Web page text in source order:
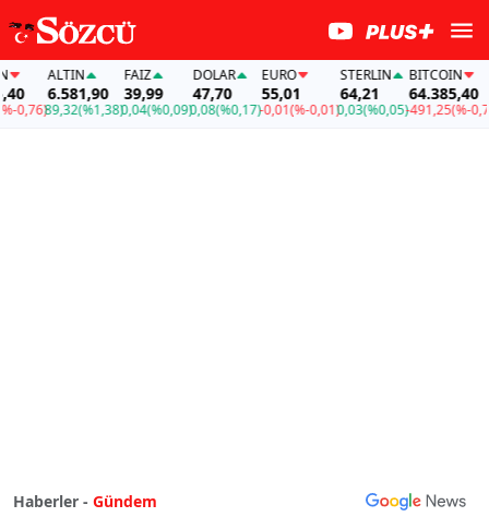
ALTIN
6.581,90
89,32(%1,38)
FAİZ
39,99
0,04(%0,09)
DOLAR
47,70
0,08(%0,17)
EURO
55,01
-0,01(%-0,01)
STERLIN
64,21
0,03(%0,05)
BITCOIN
64.385,40
-491,25(%-0,76)
Haberler - Gündem